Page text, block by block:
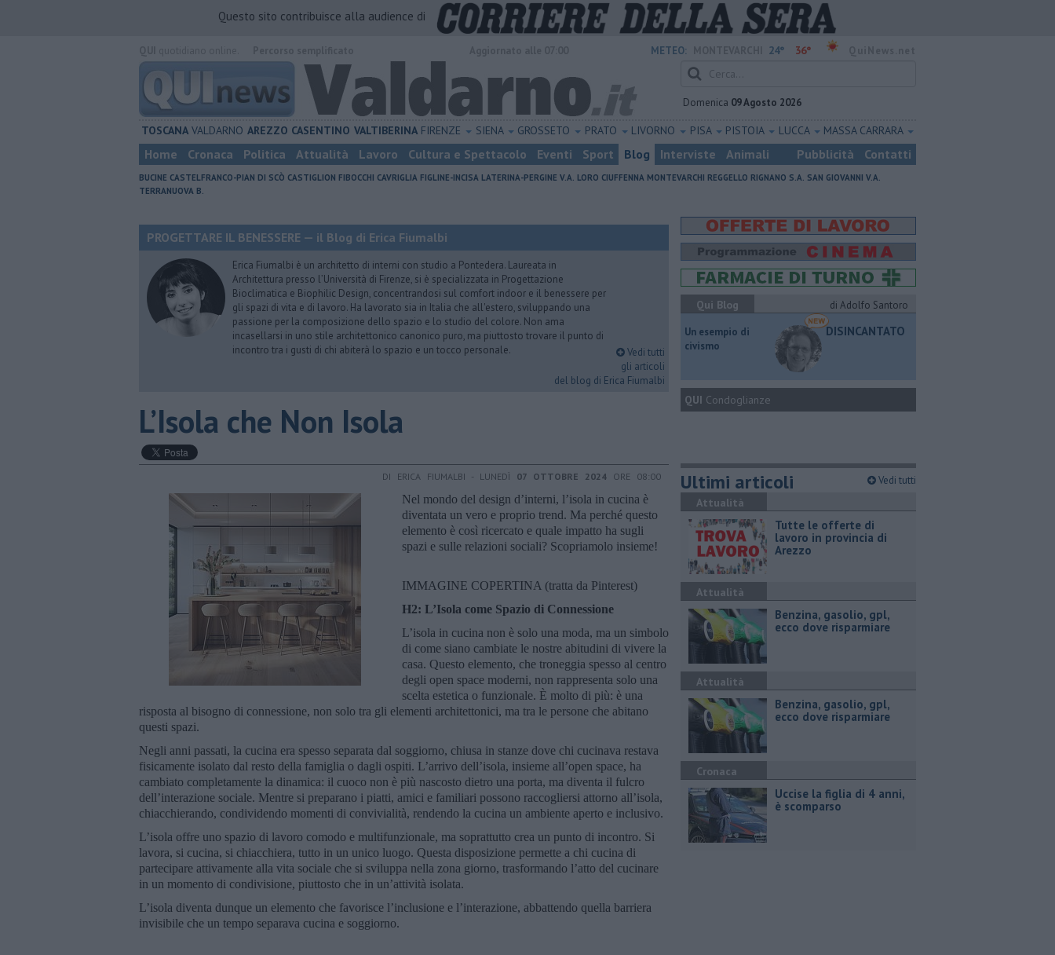
Questo sito contribuisce alla audience di
METEO: 24° 36°
Domenica 09 Agosto 2026
TOSCANA VALDARNO AREZZO CASENTINO VALTIBERINA FIRENZE SIENA GROSSETO PRATO LIVORNO PISA PISTOIA LUCCA MASSA CARRARA
Home Cronaca Politica Attualità Lavoro Cultura e Spettacolo Eventi Sport Blog Interviste Animali Pubblicità Contatti
BUCINE CASTELFRANCO-PIAN DI SCÒ CASTIGLION FIBOCCHI CAVRIGLIA FIGLINE-INCISA LATERINA-PERGINE V.A. LORO CIUFFENNA MONTEVARCHI REGGELLO RIGNANO S.A. SAN GIOVANNI V.A.
TERRANUOVA B.
PROGETTARE IL BENESSERE — il Blog di Erica Fiumalbi
Erica Fiumalbi è un architetto di interni con studio a Pontedera. Laureata in
Architettura presso l’Università di Firenze, si è specializzata in Progettazione
Bioclimatica e Biophilic Design, concentrandosi sul comfort indoor e il benessere per
gli spazi di vita e di lavoro. Ha lavorato sia in Italia che all'estero, sviluppando una
passione per la composizione dello spazio e lo studio del colore. Non ama
incasellarsi in uno stile architettonico canonico puro, ma piuttosto trovare il punto di
incontro tra i gusti di chi abiterà lo spazio e un tocco personale.
Vedi tutti
gli articoli
del blog di Erica Fiumalbi
L’Isola che Non Isola
DI ERICA FIUMALBI - LUNEDÌ 07 OTTOBRE 2024 ORE 08:00
Nel mondo del design d’interni, l’isola in cucina è
diventata un vero e proprio trend. Ma perché questo
elemento è così ricercato e quale impatto ha sugli
spazi e sulle relazioni sociali? Scopriamolo insieme!
IMMAGINE COPERTINA (tratta da Pinterest)
H2: L’Isola come Spazio di Connessione
L’isola in cucina non è solo una moda, ma un simbolo
di come siano cambiate le nostre abitudini di vivere la
casa. Questo elemento, che troneggia spesso al centro
degli open space moderni, non rappresenta solo una
scelta estetica o funzionale. È molto di più: è una
risposta al bisogno di connessione, non solo tra gli elementi architettonici, ma tra le persone che abitano
questi spazi.
Negli anni passati, la cucina era spesso separata dal soggiorno, chiusa in stanze dove chi cucinava restava
fisicamente isolato dal resto della famiglia o dagli ospiti. L’arrivo dell’isola, insieme all’open space, ha
cambiato completamente la dinamica: il cuoco non è più nascosto dietro una porta, ma diventa il fulcro
dell’interazione sociale. Mentre si preparano i piatti, amici e familiari possono raccogliersi attorno all’isola,
chiacchierando, condividendo momenti di convivialità, rendendo la cucina un ambiente aperto e inclusivo.
L’isola offre uno spazio di lavoro comodo e multifunzionale, ma soprattutto crea un punto di incontro. Si
lavora, si cucina, si chiacchiera, tutto in un unico luogo. Questa disposizione permette a chi cucina di
partecipare attivamente alla vita sociale che si sviluppa nella zona giorno, trasformando l’atto del cucinare
in un momento di condivisione, piuttosto che in un’attività isolata.
L’isola diventa dunque un elemento che favorisce l’inclusione e l’interazione, abbattendo quella barriera
invisibile che un tempo separava cucina e soggiorno.
Qui Blog
di Adolfo Santoro
​Un esempio di
civismo
DISINCANTATO
QUI Condoglianze
Ultimi articoli Vedi tutti
Attualità
​Tutte le offerte di
lavoro in provincia di
Arezzo
Attualità
​Benzina, gasolio, gpl,
ecco dove risparmiare
Attualità
​Benzina, gasolio, gpl,
ecco dove risparmiare
Cronaca
Uccise la figlia di 4 anni,
è scomparso